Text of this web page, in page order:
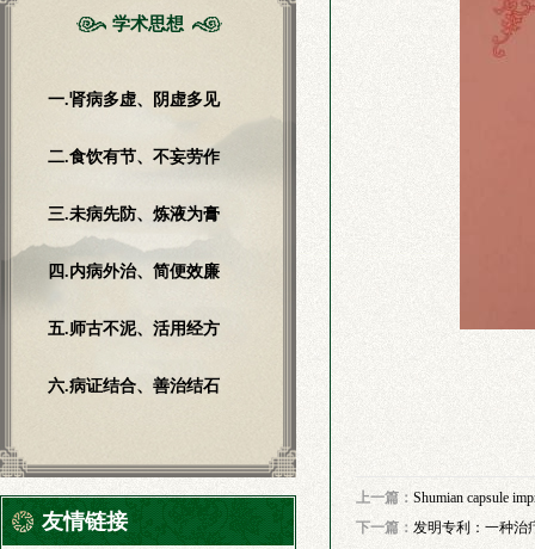
学术思想
一.肾病多虚、阴虚多见
二.食饮有节、不妄劳作
三.未病先防、炼液为膏
四.内病外治、简便效廉
五.师古不泥、活用经方
六.病证结合、善治结石
友情链接
上一篇： Shumian capsule
下一篇： 发明专利：一种治